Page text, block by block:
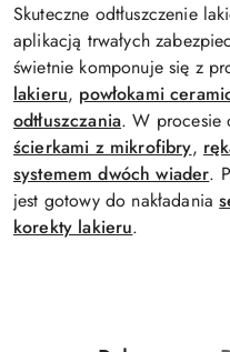
Skuteczne odtłuszczenie
aplikacją trwałych
świetnie komponuje się z
lakieru, powłokami
odtłuszczania. W procesie
ścierkami z mikrofibry,
systemem dwóch wiader.
jest gotowy do nakładania
korekty lakieru.